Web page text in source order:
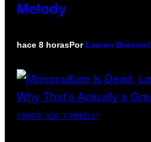
Melody
hace 8 horasPor Lauren Boisvert
(PHOTO VIA T-MOBILE)